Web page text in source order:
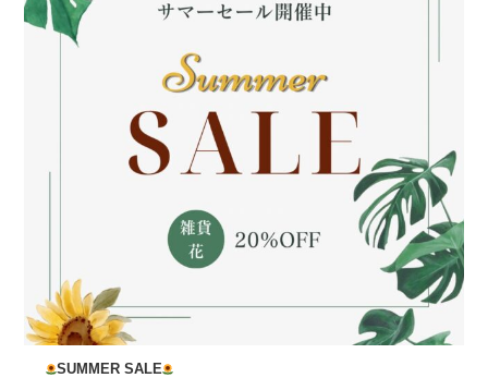
SUMMER SALE